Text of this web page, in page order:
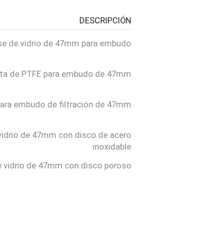
DESCRIPCIÓN
de vidrio de 47mm para embudo
de PTFE para embudo de 47mm
embudo de filtración de 47mm
de 47mm con disco de acero
inoxidable
vidrio de 47mm con disco poroso